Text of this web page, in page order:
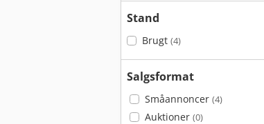
Stand
Brugt (4)
Salgsformat
Småannoncer (4)
Auktioner (0)